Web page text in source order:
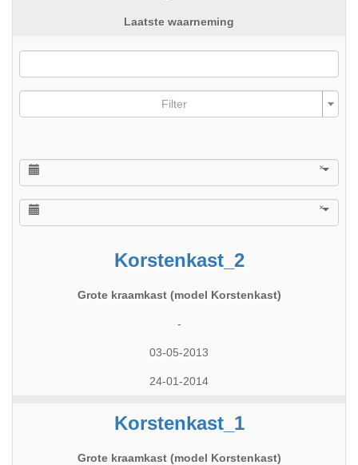
Laatste waarneming
Filter
×
×
Korstenkast_2
Grote kraamkast (model Korstenkast)
-
03-05-2013
24-01-2014
Korstenkast_1
Grote kraamkast (model Korstenkast)